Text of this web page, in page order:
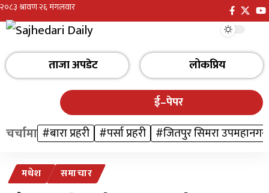
ताजा अपडेट
लोकप्रिय
ई–पेपर
चर्चामा #बारा प्रहरी #पर्सा प्रहरी #जितपुर सिमरा
मधेश समाचार